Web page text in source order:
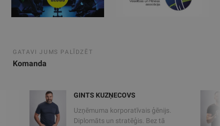
GATAVI JUMS PALĪDZĒT
Komanda
GINTS KUZŅECOVS
Uzņēmuma korporatīvais ģēnijs.
Diplomāts un stratēģis. Bez tā